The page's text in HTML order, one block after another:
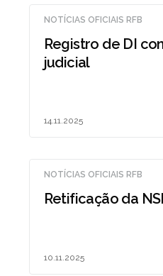
NOTÍCIAS OFICIAIS RFB
Registro de DI
judicial
14.11.2025
NOTÍCIAS OFICIAIS RFB
Retificação da
10.11.2025